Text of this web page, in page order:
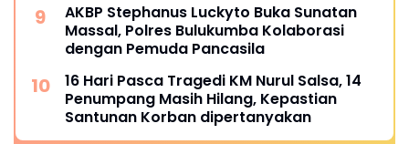
AKBP Stephanus Luckyto Buka Sunatan
Massal, Polres Bulukumba Kolaborasi
dengan Pemuda Pancasila
16 Hari Pasca Tragedi KM Nurul Salsa, 14
Penumpang Masih Hilang, Kepastian
Santunan Korban dipertanyakan